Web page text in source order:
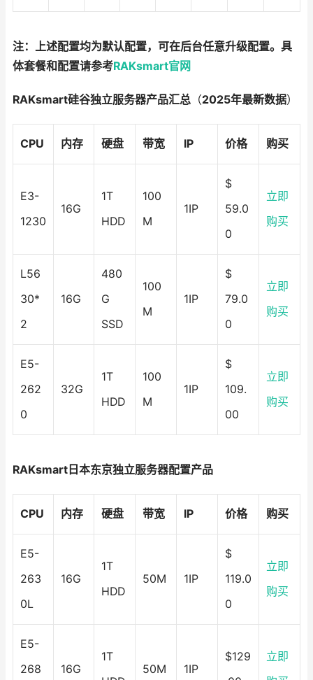
注：上述配置均为默认配置，可在后台任意升级配置。具
体套餐和配置请参考RAKsmart官网
RAKsmart硅谷独立服务器产品汇总 （2025年最新数据）
CPU 内存 硬盘 带宽 IP 价格 购买
E3-
1230
16G
1T
HDD
100
M
1IP
$
59.0
0
立即
购买
L56
30*
2
16G
480
G
SSD
100
M
1IP
$
79.0
0
立即
购买
E5-
262
0
32G
1T
HDD
100
M
1IP
$
109.
00
立即
购买
RAKsmart日本东京独立服务器配置产品
CPU 内存 硬盘 带宽 IP 价格 购买
E5-
263
0L
16G
1T
HDD
50M 1IP
$
119.0
0
立即
购买
E5-
268
16G
1T
50M 1IP
$129
立即